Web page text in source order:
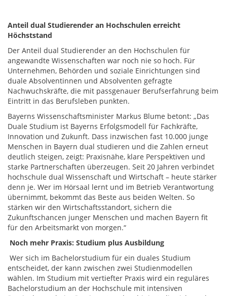
Anteil dual Studierender an Hochschulen erreicht
Höchststand
Der Anteil dual Studierender an den Hochschulen für
angewandte Wissenschaften war noch nie so hoch. Für
Unternehmen, Behörden und soziale Einrichtungen sind
duale Absolventinnen und Absolventen gefragte
Nachwuchskräfte, die mit passgenauer Berufserfahrung beim
Eintritt in das Berufsleben punkten.
Bayerns Wissenschaftsminister Markus Blume betont: „Das
Duale Studium ist Bayerns Erfolgsmodell für Fachkräfte,
Innovation und Zukunft. Dass inzwischen fast 10.000 junge
Menschen in Bayern dual studieren und die Zahlen erneut
deutlich steigen, zeigt: Praxisnähe, klare Perspektiven und
starke Partnerschaften überzeugen. Seit 20 Jahren verbindet
hochschule dual Wissenschaft und Wirtschaft – heute stärker
denn je. Wer im Hörsaal lernt und im Betrieb Verantwortung
übernimmt, bekommt das Beste aus beiden Welten. So
stärken wir den Wirtschaftsstandort, sichern die
Zukunftschancen junger Menschen und machen Bayern fit
für den Arbeitsmarkt von morgen.“
Noch mehr Praxis: Studium plus Ausbildung
Wer sich im Bachelorstudium für ein duales Studium
entscheidet, der kann zwischen zwei Studienmodellen
wählen. Im Studium mit vertiefter Praxis wird ein reguläres
Bachelorstudium an der Hochschule mit intensiven